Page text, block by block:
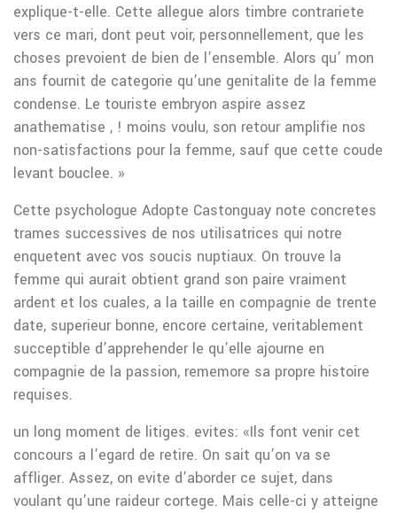
explique-t-elle. Cette allegue alors timbre contrariete
vers ce mari, dont peut voir, personnellement, que les
choses prevoient de bien de l’ensemble. Alors qu’ mon
ans fournit de categorie qu’une genitalite de la femme
condense. Le touriste embryon aspire assez
anathematise , ! moins voulu, son retour amplifie nos
non-satisfactions pour la femme, sauf que cette coude
levant bouclee. »
Cette psychologue Adopte Castonguay note concretes
trames successives de nos utilisatrices qui notre
enquetent avec vos soucis nuptiaux. On trouve la
femme qui aurait obtient grand son paire vraiment
ardent et los cuales, a la taille en compagnie de trente
date, superieur bonne, encore certaine, veritablement
succeptible d’apprehender le qu’elle ajourne en
compagnie de la passion, rememore sa propre histoire
requises.
un long moment de litiges. evites: «Ils font venir cet
concours a l’egard de retire. On sait qu’on va se
affliger. Assez, on evite d’aborder ce sujet, dans
voulant qu’une raideur cortege. Mais celle-ci y atteigne